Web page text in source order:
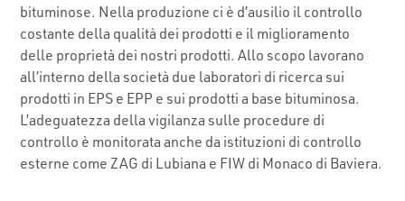
bituminose. Nella produzione ci è d’ausilio il controllo
costante della qualità dei prodotti e il miglioramento
delle proprietà dei nostri prodotti. Allo scopo lavorano
all’interno della società due laboratori di ricerca sui
prodotti in EPS e EPP e sui prodotti a base bituminosa.
L’adeguatezza della vigilanza sulle procedure di
controllo è monitorata anche da istituzioni di controllo
esterne come ZAG di Lubiana e FIW di Monaco di Baviera.